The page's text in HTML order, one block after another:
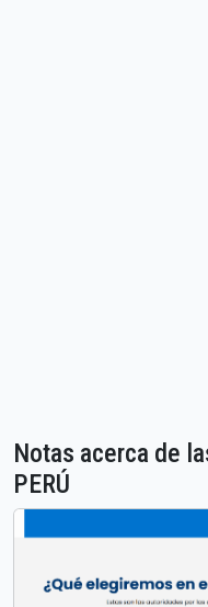
Notas acerca de
PERÚ